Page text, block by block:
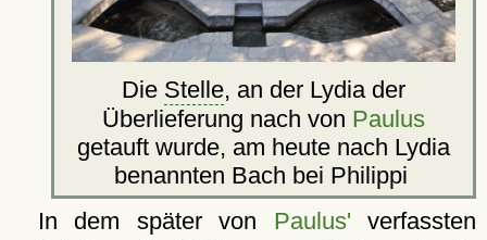
Die Stelle, an der Lydia der
Überlieferung nach von Paulus
getauft wurde, am heute nach Lydia
benannten Bach bei Philippi
In dem später von Paulus' verfassten